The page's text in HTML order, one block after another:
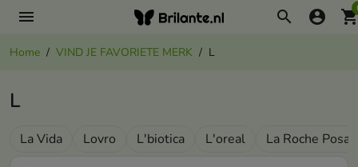
menu search account_circle
Home VIND JE FAVORIETE MERK L
L
La Vida Lovro L'biotica L'oreal La Roche Posay